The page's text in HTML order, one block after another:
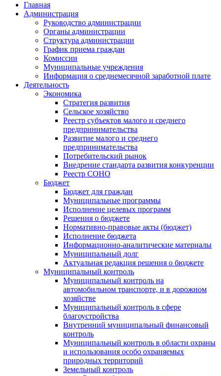
Главная
Администрация
Руководство администрации
Органы администрации
Структура администрации
График приема граждан
Комиссии
Муниципальные учреждения
Информация о среднемесячной заработной плате
Деятельность
Экономика
Стратегия развития
Сельское хозяйство
Реестр субъектов малого и среднего
предпринимательства
Развитие малого и среднего
предпринимательства
Потребительский рынок
Внедрение стандарта развития конкуренции
Реестр СОНО
Бюджет
Бюджет для граждан
Муниципальные программы
Исполнение целевых программ
Решения о бюджете
Нормативно-правовые акты (бюджет)
Исполнение бюджета
Информационно-аналитические материалы
Муниципальный долг
Актуальная редакция решения о бюджете
Муниципальный контроль
Муниципальный контроль на
автомобильном транспорте, и в дорожном
хозяйстве
Муниципальный контроль в сфере
благоустройства
Внутренний муниципальный финансовый
контроль
Муниципальный контроль в области охраны
и использования особо охраняемых
природных территорий
Земельный контроль